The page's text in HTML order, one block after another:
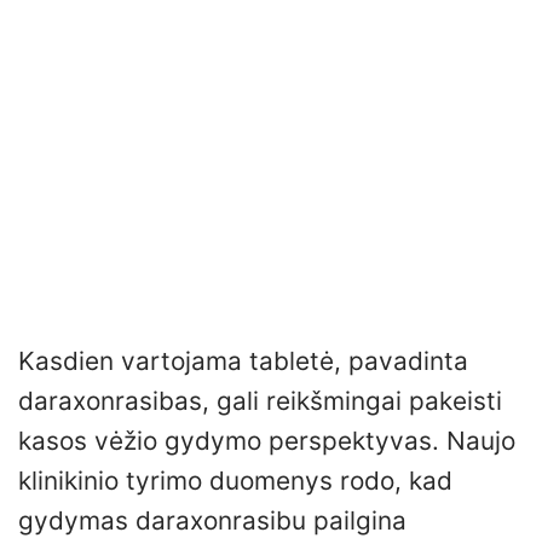
Kasdien vartojama tabletė, pavadinta
daraxonrasibas, gali reikšmingai pakeisti
kasos vėžio gydymo perspektyvas. Naujo
klinikinio tyrimo duomenys rodo, kad
gydymas daraxonrasibu pailgina